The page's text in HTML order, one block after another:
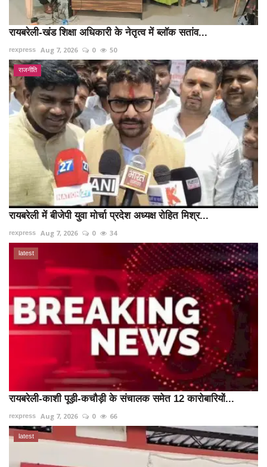
रायबरेली-खंड शिक्षा अधिकारी के नेतृत्व में ब्लॉक सतांव...
rexpress Aug 7, 2026 0 50
राजनीति
रायबरेली में बीजेपी युवा मोर्चा प्रदेश अध्यक्ष रोहित मिश्र...
rexpress Aug 7, 2026 0 34
latest
रायबरेली-काशी पूड़ी-कचौड़ी के संचालक समेत 12 कारोबारियों...
rexpress Aug 7, 2026 0 66
latest